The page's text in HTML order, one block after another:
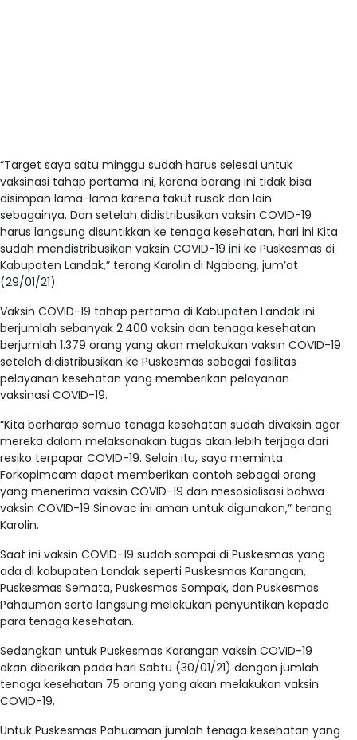
“Target saya satu minggu sudah harus selesai untuk
vaksinasi tahap pertama ini, karena barang ini tidak bisa
disimpan lama-lama karena takut rusak dan lain
sebagainya. Dan setelah didistribusikan vaksin COVID-19
harus langsung disuntikkan ke tenaga kesehatan, hari ini Kita
sudah mendistribusikan vaksin COVID-19 ini ke Puskesmas di
Kabupaten Landak,” terang Karolin di Ngabang, jum’at
(29/01/21).
Vaksin COVID-19 tahap pertama di Kabupaten Landak ini
berjumlah sebanyak 2.400 vaksin dan tenaga kesehatan
berjumlah 1.379 orang yang akan melakukan vaksin COVID-19
setelah didistribusikan ke Puskesmas sebagai fasilitas
pelayanan kesehatan yang memberikan pelayanan
vaksinasi COVID-19.
“Kita berharap semua tenaga kesehatan sudah divaksin agar
mereka dalam melaksanakan tugas akan lebih terjaga dari
resiko terpapar COVID-19. Selain itu, saya meminta
Forkopimcam dapat memberikan contoh sebagai orang
yang menerima vaksin COVID-19 dan mesosialisasi bahwa
vaksin COVID-19 Sinovac ini aman untuk digunakan,” terang
Karolin.
Saat ini vaksin COVID-19 sudah sampai di Puskesmas yang
ada di kabupaten Landak seperti Puskesmas Karangan,
Puskesmas Semata, Puskesmas Sompak, dan Puskesmas
Pahauman serta langsung melakukan penyuntikan kepada
para tenaga kesehatan.
Sedangkan untuk Puskesmas Karangan vaksin COVID-19
akan diberikan pada hari Sabtu (30/01/21) dengan jumlah
tenaga kesehatan 75 orang yang akan melakukan vaksin
COVID-19.
Untuk Puskesmas Pahuaman jumlah tenaga kesehatan yang